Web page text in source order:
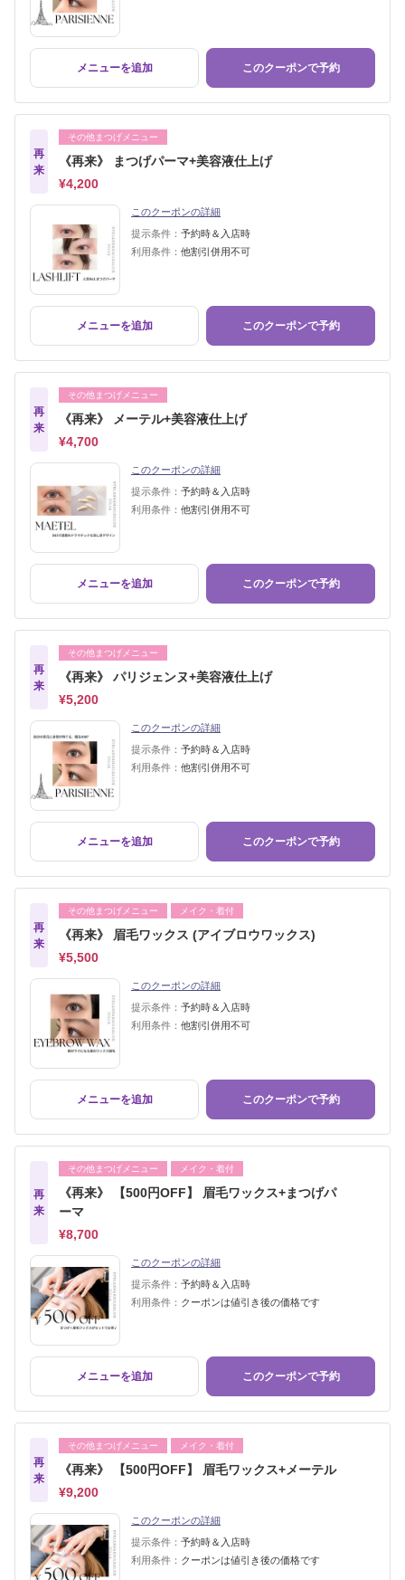
メニューを追加 このクーポンで予約
再
来
その他まつげメニュー
《再来》 まつげパーマ+美容液仕上げ
¥4,200
このクーポンの詳細
提示条件： 予約時＆入店時
利用条件： 他割引併用不可
メニューを追加 このクーポンで予約
再
来
その他まつげメニュー
《再来》 メーテル+美容液仕上げ
¥4,700
このクーポンの詳細
提示条件： 予約時＆入店時
利用条件： 他割引併用不可
メニューを追加 このクーポンで予約
再
来
その他まつげメニュー
《再来》 パリジェンヌ+美容液仕上げ
¥5,200
このクーポンの詳細
提示条件： 予約時＆入店時
利用条件： 他割引併用不可
メニューを追加 このクーポンで予約
再
来
その他まつげメニュー メイク・着付
《再来》 眉毛ワックス (アイブロウワックス)
¥5,500
このクーポンの詳細
提示条件： 予約時＆入店時
利用条件： 他割引併用不可
メニューを追加 このクーポンで予約
再
来
その他まつげメニュー メイク・着付
《再来》 【500円OFF】 眉毛ワックス+まつげパ
ーマ
¥8,700
このクーポンの詳細
提示条件： 予約時＆入店時
利用条件： クーポンは値引き後の価格です
メニューを追加 このクーポンで予約
再
来
その他まつげメニュー メイク・着付
《再来》 【500円OFF】 眉毛ワックス+メーテル
¥9,200
このクーポンの詳細
提示条件： 予約時＆入店時
利用条件： クーポンは値引き後の価格です